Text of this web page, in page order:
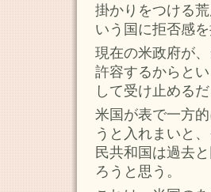
掛かりをつける
いう国に拒否感
現在の米政府が
許容するからと
して受け止める
米国が表で一方
うと入れまいと
民共和国は過去
ろうと思う。